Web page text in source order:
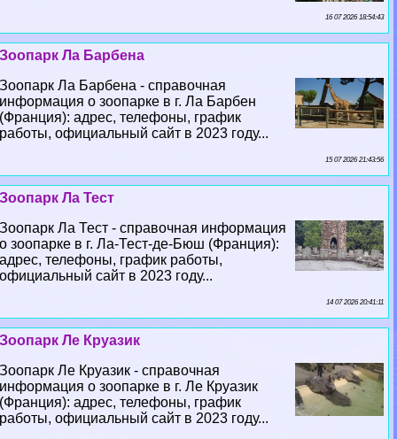
16 07 2026 18:54:43
Зоопарк Ла Барбена
Зоопарк Ла Барбена - справочная
информация о зоопарке в г. Ла Барбен
(Франция): адрес, телефоны, график
работы, официальный сайт в 2023 году...
15 07 2026 21:43:56
Зоопарк Ла Тест
Зоопарк Ла Тест - справочная информация
о зоопарке в г. Ла-Тест-де-Бюш (Франция):
адрес, телефоны, график работы,
официальный сайт в 2023 году...
14 07 2026 20:41:11
Зоопарк Ле Круазик
Зоопарк Ле Круазик - справочная
информация о зоопарке в г. Ле Круазик
(Франция): адрес, телефоны, график
работы, официальный сайт в 2023 году...